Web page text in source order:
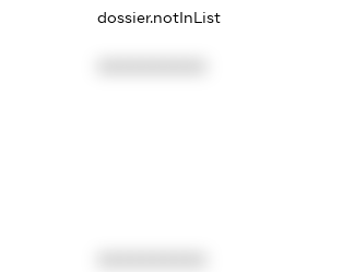
dossier.notInList